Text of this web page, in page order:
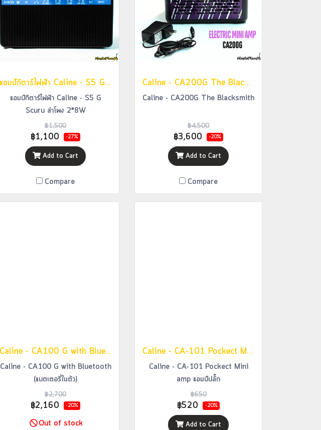
แอมป์กีตาร์ไฟฟ้า Caline - S5 G Scuru ลำโพง 2*8W
แอมป์กีตาร์ไฟฟ้า Caline - S5 G
Scuru ลำโพง 2*8W
฿1,500
฿1,100 -27%
Add to Cart
Compare
Caline - CA200G The Blacksmith
Caline - CA200G The Blacksmith
฿4,500
฿3,600 -20%
Add to Cart
Compare
Caline - CA100 G with Bluetooth (แบตเตอรี่ในตัว)
Caline - CA100 G with Bluetooth
(แบตเตอรี่ในตัว)
฿2,700
฿2,160 -20%
Out of stock
Caline - CA-101 Pockect Mini amp แอมป์ปลั๊ก
Caline - CA-101 Pockect Mini
amp แอมป์ปลั๊ก
฿650
฿520 -20%
Add to Cart